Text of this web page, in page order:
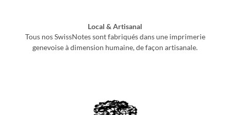
Local & Artisanal
Tous nos SwissNotes sont fabriqués dans une imprimerie
genevoise à dimension humaine, de façon artisanale.